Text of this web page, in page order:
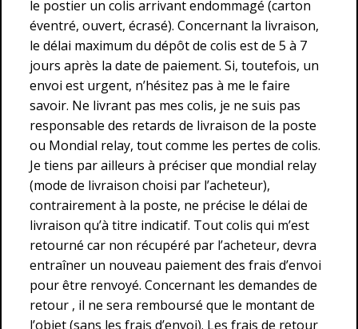
le postier un colis arrivant endommagé (carton
éventré, ouvert, écrasé). Concernant la livraison,
le délai maximum du dépôt de colis est de 5 à 7
jours après la date de paiement. Si, toutefois, un
envoi est urgent, n’hésitez pas à me le faire
savoir. Ne livrant pas mes colis, je ne suis pas
responsable des retards de livraison de la poste
ou Mondial relay, tout comme les pertes de colis.
Je tiens par ailleurs à préciser que mondial relay
(mode de livraison choisi par l’acheteur),
contrairement à la poste, ne précise le délai de
livraison qu’à titre indicatif. Tout colis qui m’est
retourné car non récupéré par l’acheteur, devra
entraîner un nouveau paiement des frais d’envoi
pour être renvoyé. Concernant les demandes de
retour , il ne sera remboursé que le montant de
l’objet (sans les frais d’envoi). Les frais de retour